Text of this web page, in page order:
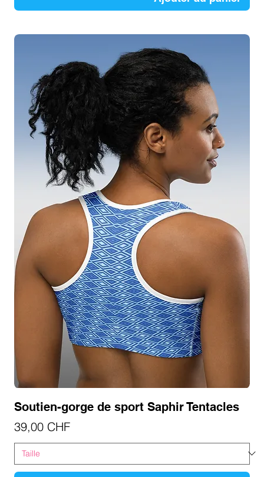
Soutien-gorge de sport Saphir Tentacles
Prix
39,00 CHF